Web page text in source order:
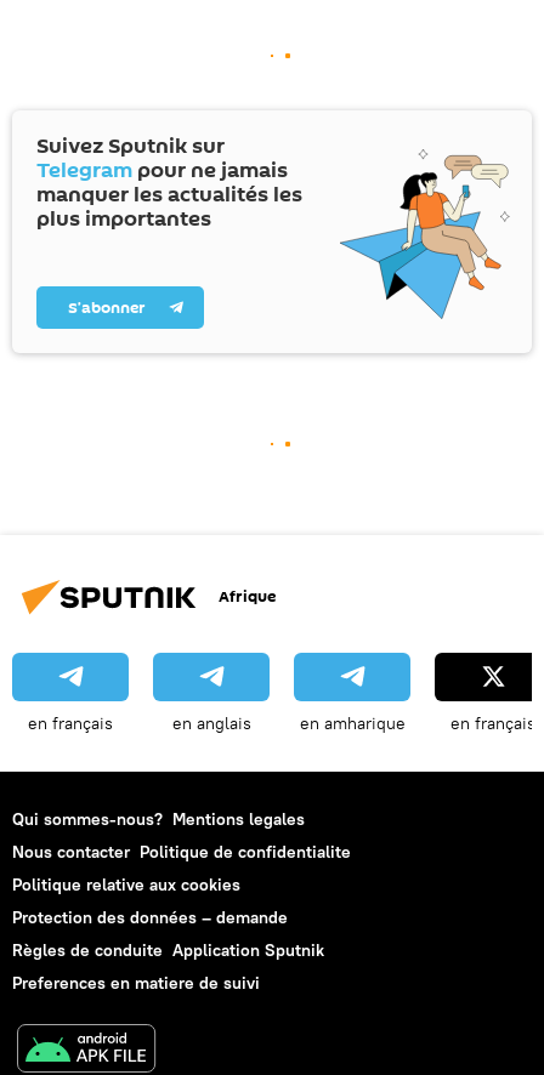
Suivez Sputnik sur
Telegram pour ne jamais
manquer les actualités les
plus importantes
S’abonner
Afrique
en français en anglais en amharique en français
Qui sommes-nous? Mentions legales
Nous contacter Politique de confidentialite
Politique relative aux cookies
Protection des données – demande
Règles de conduite Application Sputnik
Preferences en matiere de suivi